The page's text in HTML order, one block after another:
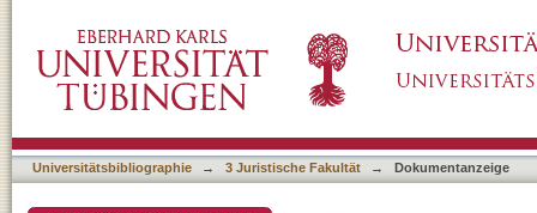
Hammer
Universitätsbibliographie → 3 Juristische Fakultät → Dokumentanzeige